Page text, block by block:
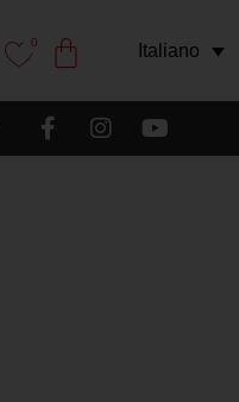
0 Italiano